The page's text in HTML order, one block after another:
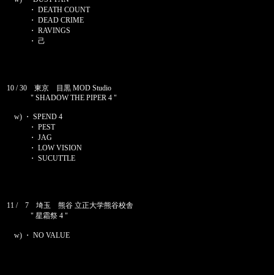
・ DEATH COUNT
・ DEAD CRIME
・ RAVINGS
・ 己
10 / 30 東京 目黒 MOD Studio
" SHADOW THE PIPER 4 "
w) ・ SPEND 4
・ PEST
・ JAG
・ LOW VISION
・ SUCUTTLE
11 / 7 埼玉 熊谷 立正大学熊谷校舎
" 星霜祭 4 "
w) ・ NO VALUE